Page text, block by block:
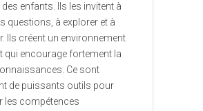
enfants. Ils les invitent à
questions, à explorer et à
Ils créent un environnement
qui encourage fortement la
Ce sont
de puissants outils pour
les compétences